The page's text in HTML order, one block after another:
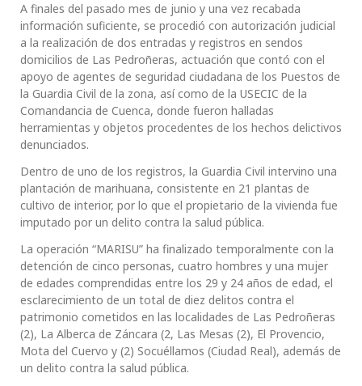
A finales del pasado mes de junio y una vez recabada
información suficiente, se procedió con autorización judicial
a la realización de dos entradas y registros en sendos
domicilios de Las Pedroñeras, actuación que contó con el
apoyo de agentes de seguridad ciudadana de los Puestos de
la Guardia Civil de la zona, así como de la USECIC de la
Comandancia de Cuenca, donde fueron halladas
herramientas y objetos procedentes de los hechos delictivos
denunciados.
Dentro de uno de los registros, la Guardia Civil intervino una
plantación de marihuana, consistente en 21 plantas de
cultivo de interior, por lo que el propietario de la vivienda fue
imputado por un delito contra la salud pública.
La operación “MARISU” ha finalizado temporalmente con la
detención de cinco personas, cuatro hombres y una mujer
de edades comprendidas entre los 29 y 24 años de edad, el
esclarecimiento de un total de diez delitos contra el
patrimonio cometidos en las localidades de Las Pedroñeras
(2), La Alberca de Záncara (2, Las Mesas (2), El Provencio,
Mota del Cuervo y (2) Socuéllamos (Ciudad Real), además de
un delito contra la salud pública.